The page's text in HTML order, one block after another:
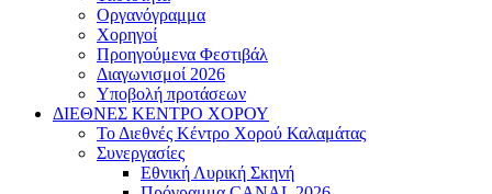
Οργανόγραμμα
Χορηγοί
Προηγούμενα Φεστιβάλ
Διαγωνισμοί 2026
Υποβολή προτάσεων
ΔΙΕΘΝΕΣ ΚΕΝΤΡΟ ΧΟΡΟΥ
Το Διεθνές Κέντρο Χορού Καλαμάτας
Συνεργασίες
Εθνική Λυρική Σκηνή